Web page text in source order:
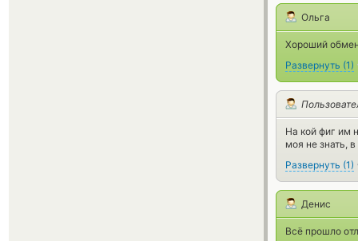
Ольга
Хороший
Развернуть (1)
На кой фиг им
моя не знать, в
Развернуть (1)
Денис
Всё прошло